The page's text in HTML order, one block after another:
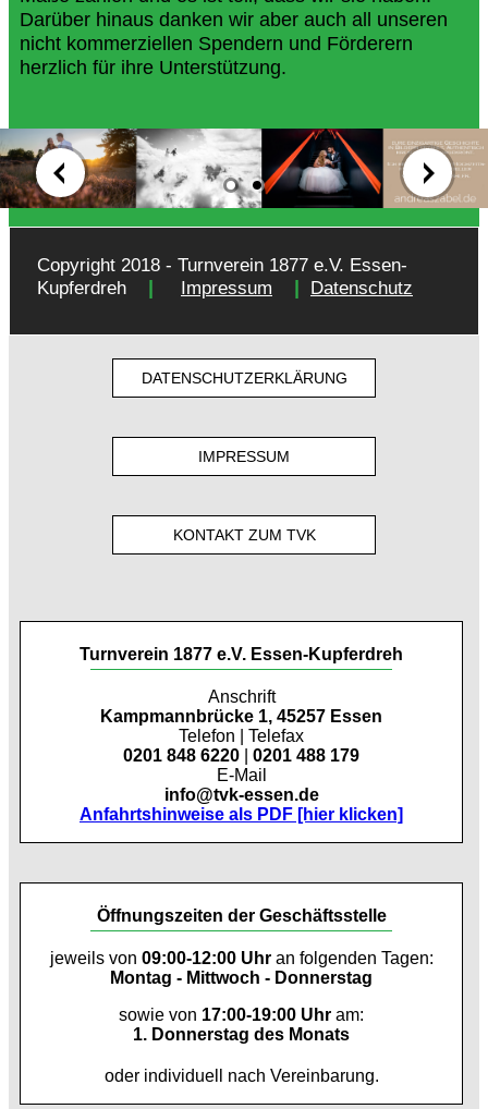
Darüber hinaus danken wir aber auch all unseren
nicht kommerziellen Spendern und Förderern
herzlich für ihre Unterstützung.
Copyright 2018 - Turnverein 1877 e.V. Essen-
Kupferdreh
| Impressum | Datenschutz
DATENSCHUTZERKLÄRUNG
IMPRESSUM
KONTAKT ZUM TVK
Turnverein 1877 e.V. Essen-Kupferdreh
Anschrift
Kampmannbrücke 1, 45257 Essen
Telefon | Telefax
0201 848 6220
0201 488 179
E-Mail
info@tvk-essen.de
Anfahrtshinweise als PDF [hier klicken]
Öffnungszeiten der Geschäftsstelle
jeweils von 09:00-12:00 Uhran folgenden Tagen:
Montag - Mittwoch - Donnerstag
sowie von 17:00-19:00 Uhr am:
1. Donnerstag des Monats
oder individuell nach Vereinbarung.